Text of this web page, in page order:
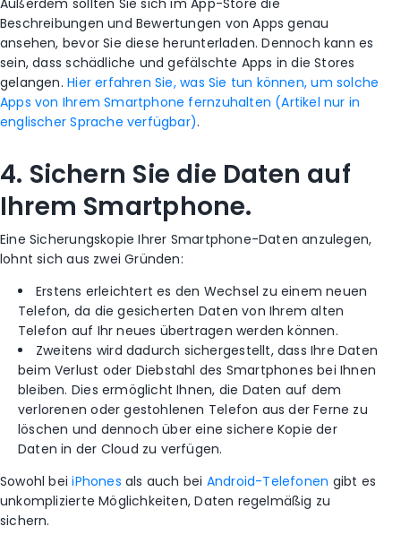
Beschreibungen und Bewertungen von Apps genau
ansehen, bevor Sie diese herunterladen. Dennoch kann es
sein, dass schädliche und gefälschte Apps in die Stores
gelangen.Hier erfahren Sie, was Sie tun können, um solche
Apps von Ihrem Smartphone fernzuhalten (Artikel nur in
englischer Sprache verfügbar).
4. Sichern Sie die Daten auf
Ihrem Smartphone.
Eine Sicherungskopie Ihrer Smartphone-Daten anzulegen,
lohnt sich aus zwei Gründen:
Erstens erleichtert es den Wechsel zu einem neuen
Telefon, da die gesicherten Daten von Ihrem alten
Telefon auf Ihr neues übertragen werden können.
Zweitens wird dadurch sichergestellt, dass Ihre Daten
beim Verlust oder Diebstahl des Smartphones bei Ihnen
bleiben. Dies ermöglicht Ihnen, die Daten auf dem
verlorenen oder gestohlenen Telefon aus der Ferne zu
löschen und dennoch über eine sichere Kopie der
Daten in der Cloud zu verfügen.
Sowohl beiiPhones als auch bei Android-Telefonen gibt es
unkomplizierte Möglichkeiten, Daten regelmäßig zu
sichern.